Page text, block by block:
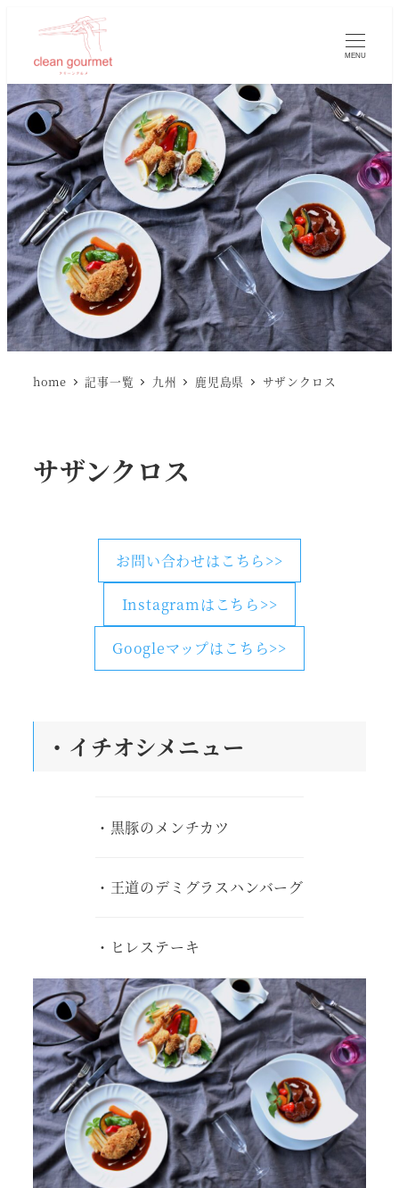
MENU
home 記事一覧 九州 鹿児島県 サザンクロス
サザンクロス
お問い合わせはこちら>>
Instagramはこちら>>
Googleマップはこちら>>
・ イチオシメニュー
・黒豚のメンチカツ
・王道のデミグラスハンバーグ
・ヒレステーキ